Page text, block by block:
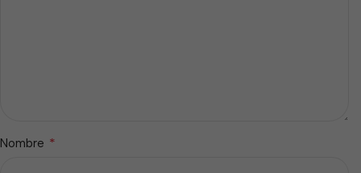
Nombre *